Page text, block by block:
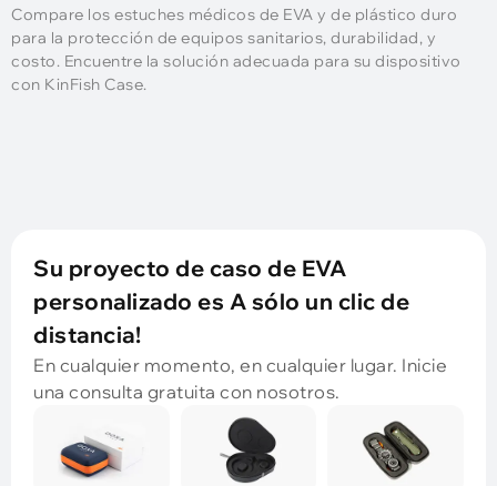
Compare los estuches médicos de EVA y de plástico duro
para la protección de equipos sanitarios, durabilidad, y
costo. Encuentre la solución adecuada para su dispositivo
con KinFish Case.
Su proyecto de caso de EVA
personalizado es A sólo un clic de
distancia!
En cualquier momento, en cualquier lugar. Inicie
una consulta gratuita con nosotros.